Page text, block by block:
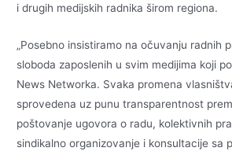
i drugih medijskih radnika širom regiona.
„Posebno insistiramo na očuvanju radnih
sloboda zaposlenih u svim medijima koji
News Networka. Svaka promena
sprovedena uz punu transparentnost
poštovanje ugovora o radu, kolektivnih
sindikalno organizovanje i konsultacije sa